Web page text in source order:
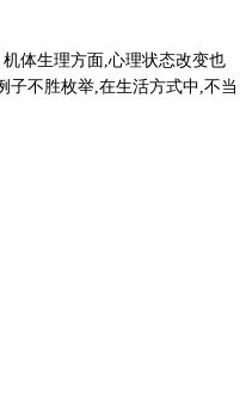
体生理方面,心理状态改变也
子不胜枚举,在生活方式中,不当